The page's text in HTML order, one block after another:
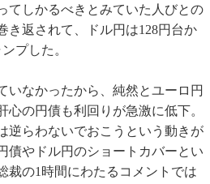
てしかるべきとみていた人びとの
き返されて、ドル円は128円台か
プした。
なかったから、純然とユーロ円
心の円債も利回りが急激に低下。
逆らわないでおこうという動きが
債やドル円のショートカバーとい
裁の1時間にわたるコメントでは